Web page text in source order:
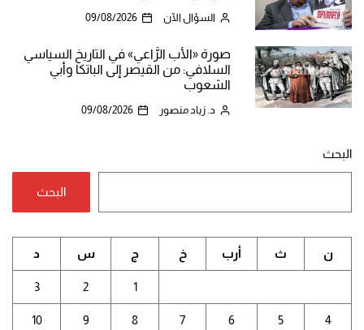
السؤال الآن 09/08/2026
صورة «الأب الرَّاعي» في التاريخ السياسي
السلافي: من القيصر إلى الباتكا وأبي
الشعوب
د. زياد منصور 09/08/2026
البحث
البحث
ن ث أرب خ ج س د
1
2
3
4
5
6
7
8
9
10